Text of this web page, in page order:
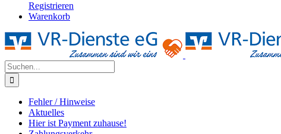
Registrieren
Warenkorb
Suche
nach:
Fehler / Hinweise
Aktuelles
Hier ist Payment zuhause!